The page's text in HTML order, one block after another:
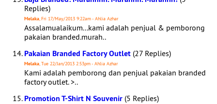
Replies)
Melaka, Fri 17/May/2013 9:22am - Ahlia Azhar
Assalamualaikum...kami adalah penjual & pemborong
pakaian branded.murah..
Pakaian Branded Factory Outlet (27 Replies)
Melaka, Tue 22/Jan/2013 2:53pm - Ahlia Azhar
Kami adalah pemborong dan penjual pakaian branded
factory outlet. >..
Promotion T-Shirt N Souvenir (5 Replies)